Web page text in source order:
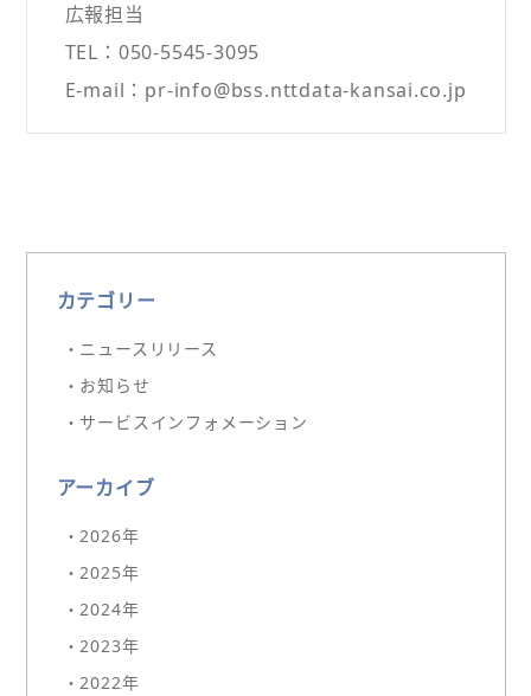
広報担当
TEL：050-5545-3095
E-mail：pr-info@bss.nttdata-kansai.co.jp
カテゴリー
・ニュースリリース
・お知らせ
・サービスインフォメーション
アーカイブ
・2026年
・2025年
・2024年
・2023年
・2022年